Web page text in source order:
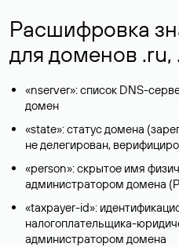
Расшифровка
для доменов .ru,
«nserver»: список DNS-
домен
«state»: статус домена
не делегирован,
«person»: скрытое имя
администратором домена
«taxpayer-id»:
налогоплательщика-
администратором домена